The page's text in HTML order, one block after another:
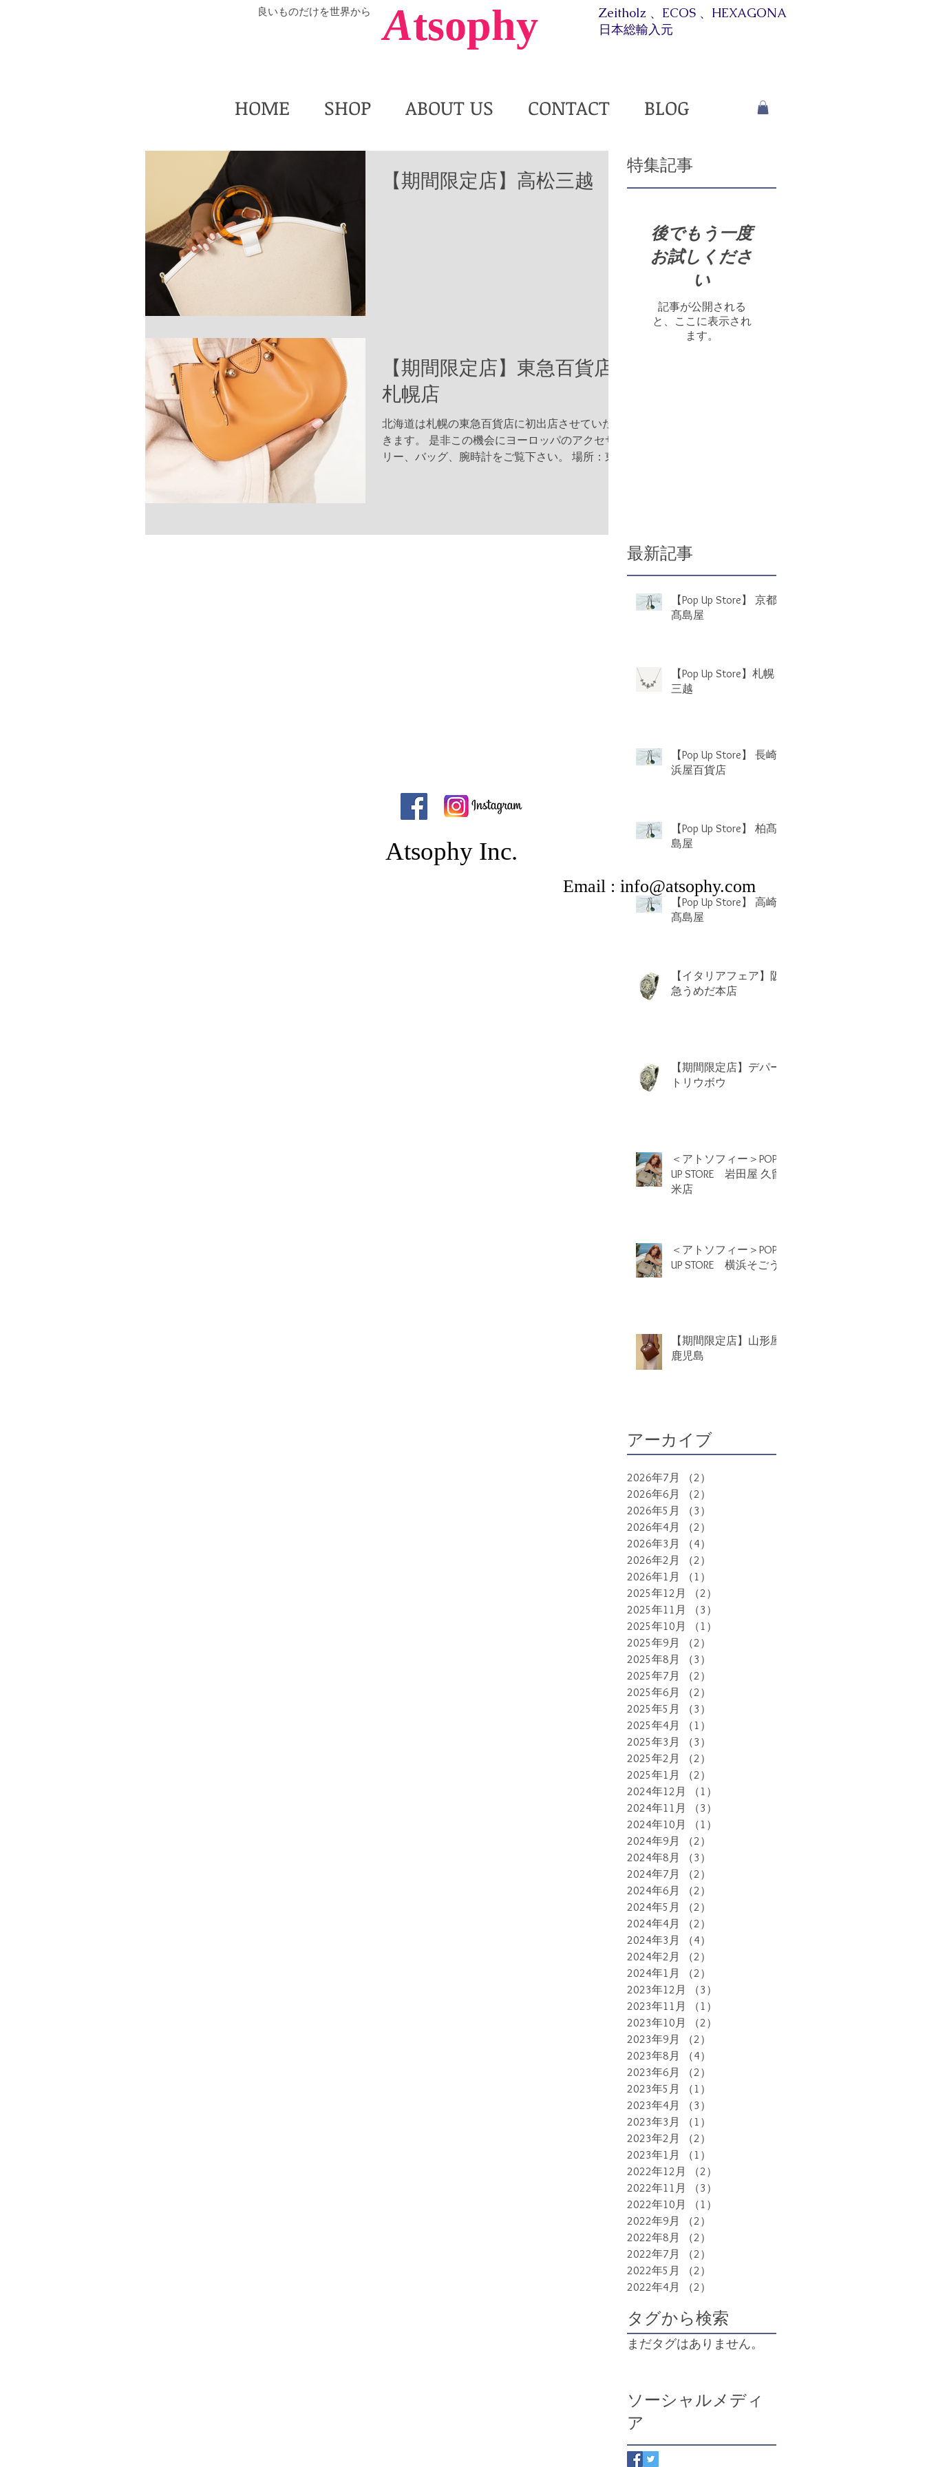
Atsophy
​良いものだけを世界から
Zeitholz 、ECOS 、HEXAGONA
日本総輸入元​​
HOME SHOP ABOUT US CONTACT BLOG
【期間限定店】高松三越
【期間限定店】東急百貨店
札幌店
北海道は札幌の東急百貨店に初出店させていただ
きます。 是非この機会にヨーロッパのアクセサ
リー、バッグ、腕時計をご覧下さい。 場所：東
特集記事
後でもう一度
お試しくださ
い
記事が公開される
と、ここに表示され
ます。
最新記事
【Pop Up Store】 京都
髙島屋
【Pop Up Store】札幌
三越
【Pop Up Store】 長崎
浜屋百貨店
【Pop Up Store】 柏髙
島屋
【Pop Up Store】 高崎
髙島屋
【イタリアフェア】阪
急うめだ本店
【期間限定店】デパー
トリウボウ
＜アトソフィー＞POP
UP STORE 岩田屋 久留
米店
＜アトソフィー＞POP
UP STORE 横浜そごう
【期間限定店】山形屋
鹿児島
アーカイブ
2026年7月 （2）
2026年6月
（2）
2026年5月
（3）
2026年4月
（2）
2026年3月
（4）
2026年2月
（2）
2026年1月
（1）
2025年12月
（2）
2025年11月
（3）
2025年10月
（1）
2025年9月
（2）
2025年8月
（3）
2025年7月
（2）
2025年6月
（2）
2025年5月
（3）
2025年4月
（1）
2025年3月
（3）
2025年2月
（2）
2025年1月
（2）
2024年12月
（1）
2024年11月
（3）
2024年10月
（1）
2024年9月
（2）
2024年8月
（3）
2024年7月
（2）
2024年6月
（2）
2024年5月
（2）
2024年4月
（2）
2024年3月
（4）
2024年2月
（2）
2024年1月
（2）
2023年12月
（3）
2023年11月
（1）
2023年10月
（2）
2023年9月
（2）
2023年8月
（4）
2023年6月
（2）
2023年5月
（1）
2023年4月
（3）
2023年3月
（1）
2023年2月
（2）
2023年1月
（1）
2022年12月
（2）
2022年11月
（3）
2022年10月
（1）
2022年9月
（2）
2022年8月
（2）
2022年7月
（2）
2022年5月
（2）
2022年4月
（2）
タグから検索
まだタグはありません。
ソーシャルメディ
ア
Atsophy Inc.
Email : ​ info@atsophy.com